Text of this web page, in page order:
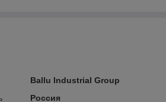
Ballu Industrial Group
Россия